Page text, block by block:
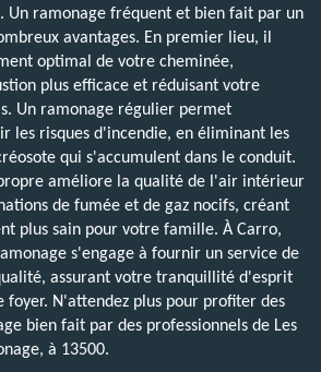
Un ramonage fréquent et bien fait par un
avantages. En premier lieu, il
optimal de votre cheminée,
plus efficace et réduisant votre
Un ramonage régulier permet
les risques d'incendie, en éliminant les
qui s'accumulent dans le conduit.
améliore la qualité de l'air intérieur
de fumée et de gaz nocifs, créant
plus sain pour votre famille. À Carro,
s'engage à fournir un service de
assurant votre tranquillité d'esprit
foyer. N'attendez plus pour profiter des
bien fait par des professionnels de Les
à 13500.